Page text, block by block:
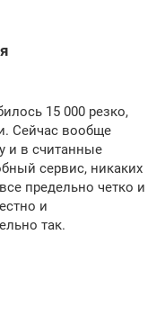
15 000 резко,
Сейчас вообще
и в считанные
сервис, никаких
предельно четко и
и
так.